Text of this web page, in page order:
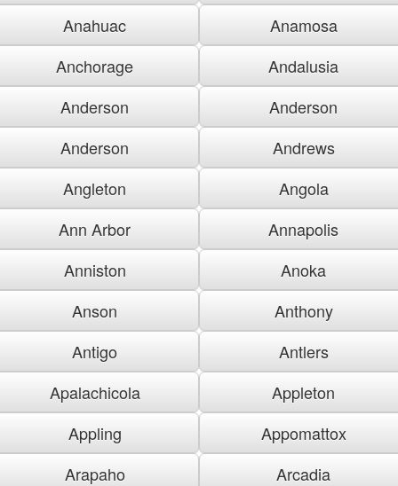
Anahuac
Anamosa
Anchorage
Andalusia
Anderson
Anderson
Anderson
Andrews
Angleton
Angola
Ann Arbor
Annapolis
Anniston
Anoka
Anson
Anthony
Antigo
Antlers
Apalachicola
Appleton
Appling
Appomattox
Arapaho
Arcadia